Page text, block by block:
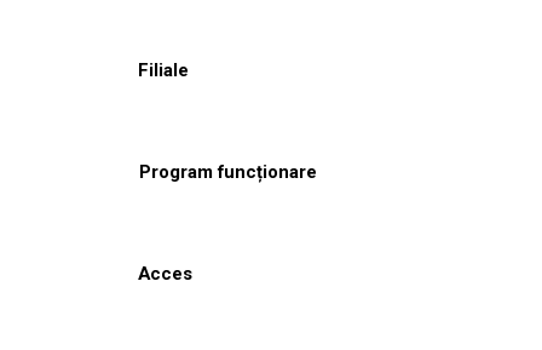
Filiale
Program funcționare
Acces